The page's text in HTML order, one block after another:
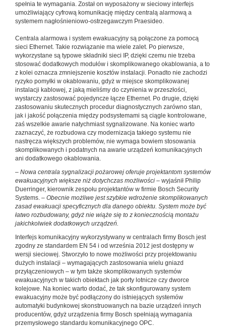
spełnia te wymagania. Został on wyposażony w sieciowy interfejs
umożliwiający cyfrową komunikację między centralą alarmową a
systemem nagłośnieniowo-ostrzegawczym Praesideo.
Centrala alarmowa i system ewakuacyjny są połączone za pomocą
sieci Ethernet. Takie rozwiązanie ma wiele zalet. Po pierwsze,
wykorzystane są typowe składniki sieci IP, dzięki czemu nie trzeba
stosować dodatkowych modułów i skomplikowanego okablowania, a to
z kolei oznacza zmniejszenie kosztów instalacji. Ponadto nie zachodzi
ryzyko pomyłki w okablowaniu, gdyż w miejsce skomplikowanej
instalacji kablowej, z jaką mieliśmy do czynienia w przeszłości,
wystarczy zastosować pojedyncze łącze Ethernet. Po drugie, dzięki
zastosowaniu skutecznych procedur diagnostycznych zarówno stan,
jak i jakość połączenia między podsystemami są ciągle kontrolowane,
zaś wszelkie awarie natychmiast sygnalizowane. Na koniec warto
zaznaczyć, że rozbudowa czy modernizacja takiego systemu nie
nastręcza większych problemów, nie wymaga bowiem stosowania
skomplikowanych i podatnych na awarie urządzeń komunikacyjnych
ani dodatkowego okablowania.
– Nowa centrala sygnalizacji pożarowej oferuje projektantom systemów
ewakuacyjnych większe niż dotychczas możliwości – wyjaśnił Philip
Duerringer, kierownik zespołu projektantów w firmie Bosch Security
Systems. – Obecnie możliwe jest szybkie wdrożenie skomplikowanych
zasad ewakuacji specyficznych dla danego obiektu. System może być
łatwo rozbudowany, gdyż nie wiąże się to z koniecznością montażu
jakichkolwiek dodatkowych urządzeń.
Interfejs komunikacyjny wykorzystywany w centralach firmy Bosch jest
zgodny ze standardem EN 54 i od września 2012 jest dostępny w
wersji sieciowej. Stworzyło to nowe możliwości przy projektowaniu
dużych instalacji – wymagających zastosowania wielu gniazd
przyłączeniowych – w tym także skomplikowanych systemów
ewakuacyjnych w takich obiektach jak porty lotnicze czy dworce
kolejowe. Na koniec warto dodać, że tak skonfigurowany system
ewakuacyjny może być podłączony do istniejących systemów
automatyki budynkowej skonstruowanych na bazie urządzeń innych
producentów, gdyż urządzenia firmy Bosch spełniają wymagania
przemysłowego standardu komunikacyjnego OPC.